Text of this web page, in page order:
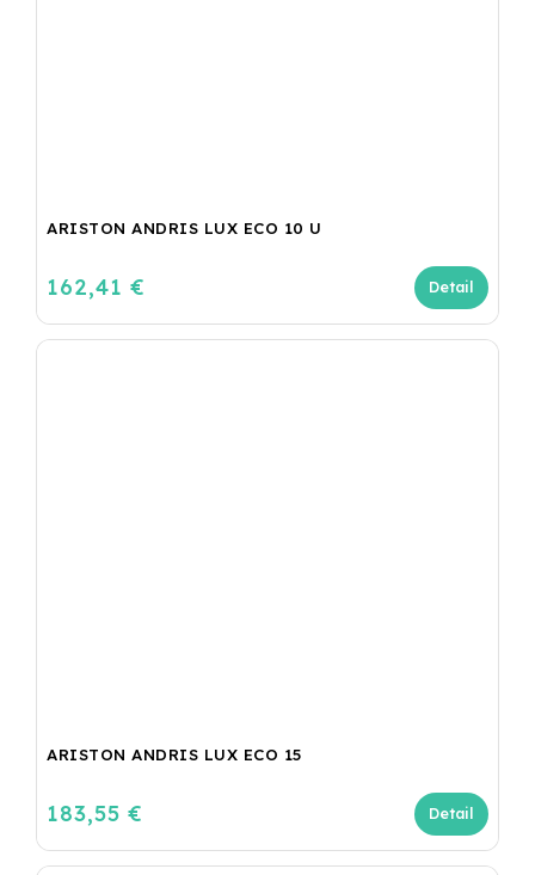
ARISTON ANDRIS LUX ECO 10 U
162,41 € Detail
ARISTON ANDRIS LUX ECO 15
183,55 € Detail